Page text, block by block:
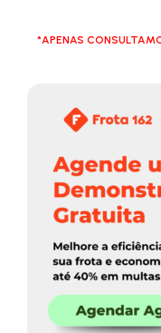
*APENAS